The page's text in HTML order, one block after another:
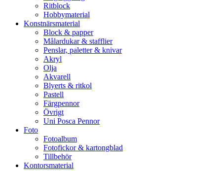
Ritblock
Hobbymaterial
Konstnärsmaterial
Block & papper
Målardukar & stafflier
Penslar, paletter & knivar
Akryl
Olja
Akvarell
Blyerts & ritkol
Pastell
Färgpennor
Övrigt
Uni Posca Pennor
Foto
Fotoalbum
Fotofickor & kartongblad
Tillbehör
Kontorsmaterial